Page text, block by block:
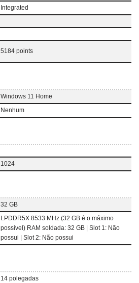
Integrated
5184 points
Windows 11 Home
Nenhum
1024
32 GB
LPDDR5X 8533 MHz (32 GB é o máximo
possível) RAM soldada: 32 GB | Slot 1: Não
possui | Slot 2: Não possui
14 polegadas